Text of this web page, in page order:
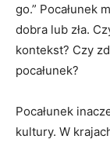
go.” Pocałunek
dobra lub zła.
kontekst? Czy
pocałunek?
Pocałunek
kultury. W